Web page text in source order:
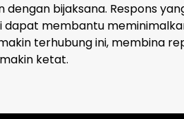
bijaksana. Respons
dapat membantu
terhubung ini, membina
ketat.